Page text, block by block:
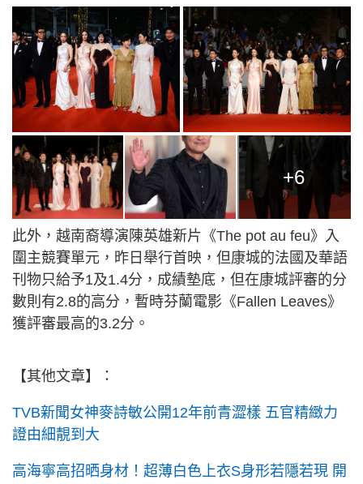
+6
此外，越南裔導演陳英雄新片《The pot au feu》入
圍主競賽單元，昨日舉行首映，但康城的法國及華語
刊物只給予1及1.4分，成績墊底，但在康城評審的分
數則有2.8的高分，暫時芬蘭電影《Fallen Leaves》
獲評審最高的3.2分。
【其他文章】：
TVB新聞女神麥詩敏公開12年前青澀樣 五官精緻力
證由細靚到大
高海寧高招晒身材！超薄白色上衣S身形若隱若現 開